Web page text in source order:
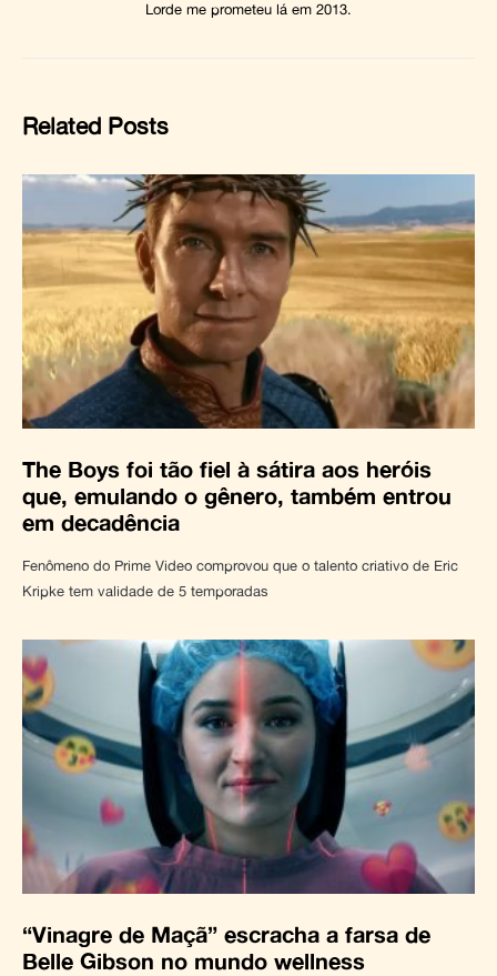
Lorde me prometeu lá em 2013.
Related Posts
The Boys foi tão fiel à sátira aos heróis
que, emulando o gênero, também entrou
em decadência
Fenômeno do Prime Video comprovou que o talento criativo de Eric
Kripke tem validade de 5 temporadas
“Vinagre de Maçã” escracha a farsa de
Belle Gibson no mundo wellness